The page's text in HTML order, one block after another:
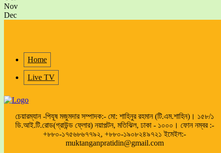
Nov
Dec
Home
Live TV
চেয়ারম্যান -পিযূষ মজুমদার সম্পাদক:- মো: শাহিনুর রহমান (টি.এম.শাহিন)। ১৫৮/১
ডি.আই.টি.রোড(গ্রাউন্ড ফ্লোর) নয়াপল্টন, মতিঝিল, ঢাকা - ১০০০। ফোন নম্বর :-
+৮৮০-১৭৫৬৮৬৭৭৯২, +৮৮০-১৯০৮২৪৯৭২১ ইমেইল:-
muktanganpratidin@gmail.com